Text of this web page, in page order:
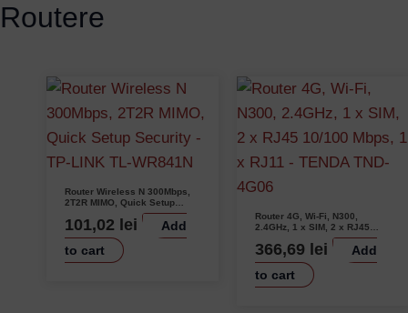
Routere
Router Wireless N 300Mbps,
2T2R MIMO, Quick Setup
Security – TP-LINK TL-
WR841N
101,02 lei
Add
to cart
Router 4G, Wi-Fi, N300,
2.4GHz, 1 x SIM, 2 x RJ45
10/100 Mbps, 1 x RJ11 –
TENDA TND-4G06
366,69 lei
Add
to cart